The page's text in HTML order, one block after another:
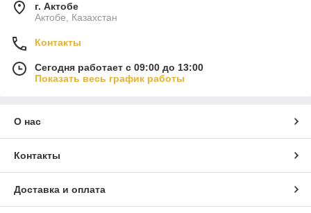
г. Актобе
Актобе, Казахстан
Контакты
Сегодня работает с 09:00 до 13:00
Показать весь график работы
О нас
Контакты
Доставка и оплата